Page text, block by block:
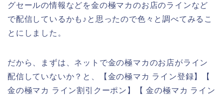
グセールの情報などを金の極マカのお店のラインなど
で配信しているかも♪と思ったので色々と調べてみるこ
とにしました。
だから、まずは、ネットで金の極マカのお店がライン
配信していないか？と、【金の極マカ ライン登録】【
金の極マカ ライン割引クーポン】【 金の極マカ ライン